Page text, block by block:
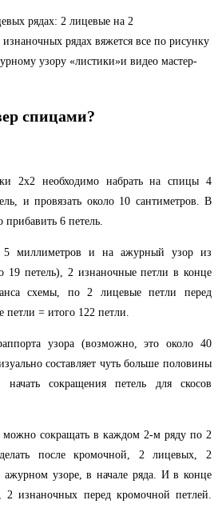
рядах: 2 лицевые на 2
рядах вяжется все по рисунку
узору «листики»и видео мастер-
спицами?
2х2 необходимо набрать на спицы 4
и провязать около 10 сантиметров. В
прибавить 6 петель.
5 миллиметров и на ажурный узор из
19 петель), 2 изнаночные петли в конце
схемы, по 2 лицевые петли перед
= итого 122 петли.
узора (возможно, это около 40
составляет чуть больше половины
сокращения петель для скосов
можно сокращать в каждом 2-м ряду по 2
после кромочной, 2 лицевых, 2
ажурном узоре, в начале ряда. И в конце
изнаночных перед кромочной петлей.